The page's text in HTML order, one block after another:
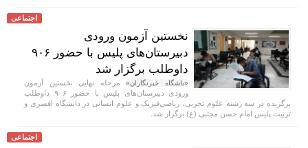
اجتماعی
نخستین آزمون ورودی
دبیرستان‌های پلیس با حضور ۹۰۶
داوطلب برگزار شد
«باشگاه خبرنگاران»مرحله نهایی نخستین آزمون
ورودی دبیرستان‌های پلیس با حضور ۹۰۶ داوطلب
برگزیده در سه رشته علوم تجربی، ریاضی‌فیزیک و علوم انسانی در دانشگاه افسری و
تربیت پلیس امام حسن مجتبی (ع) برگزار شد.
اجتماعی